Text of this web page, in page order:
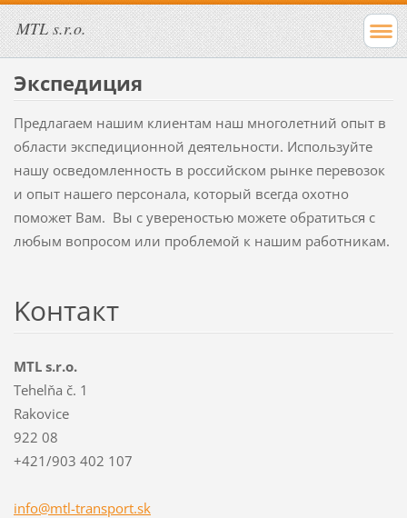
MTL s.r.o.
Экспедиция
Предлагаем нашим клиентам наш многолетний опыт в
области экспедиционной деятельности. Используйте
нашу осведомленность в российском рынке перевозок
и опыт нашего персонала, который всегда охотно
поможет Вам. Вы с увереностью можете обратиться с
любым вопросом или проблемой к нашим работникам.
Koнтакт
MTL s.r.o.
Tehelňa č. 1
Rakovice
922 08
+421/903 402 107
info@mtl-transport.sk